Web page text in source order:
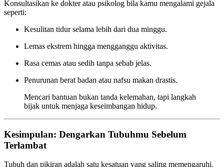
Konsultasikan ke dokter atau psikolog bila kamu mengalami gejala
seperti:
Kesulitan tidur selama lebih dari dua minggu.
Lemas ekstrem hingga mengganggu aktivitas.
Rasa cemas atau sedih tanpa sebab jelas.
Penurunan berat badan atau nafsu makan drastis.
Mencari bantuan bukan tanda kelemahan, tapi langkah
bijak untuk menjaga keseimbangan hidup.
Kesimpulan: Dengarkan Tubuhmu Sebelum
Terlambat
Tubuh dan pikiran adalah satu kesatuan yang saling memengaruhi.